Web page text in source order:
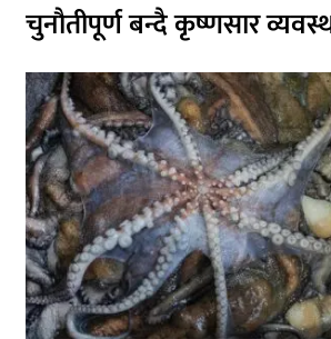
चुनौतीपूर्ण बन्दै कृष्णसार